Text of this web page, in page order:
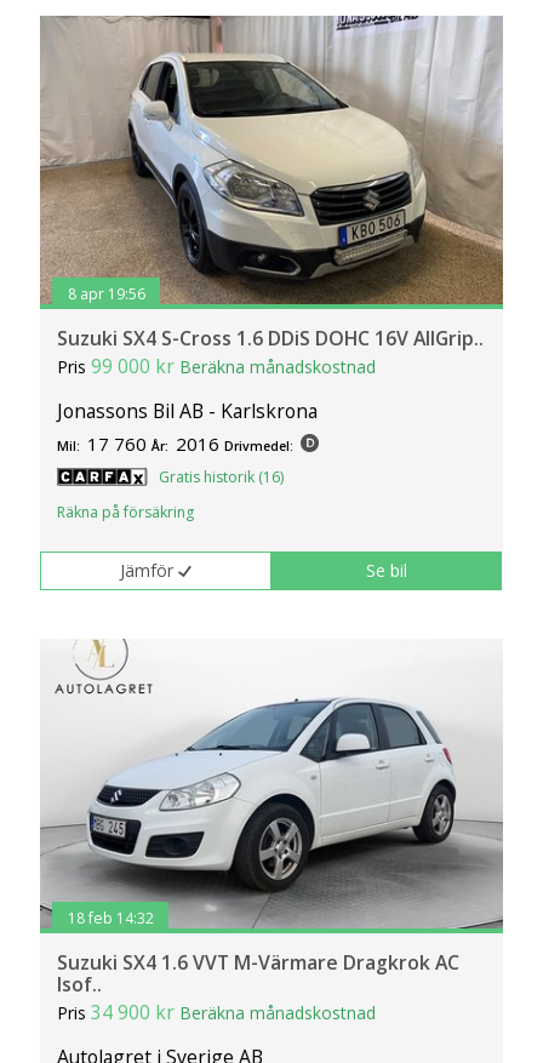
8 apr 19:56
Suzuki SX4 S-Cross 1.6 DDiS DOHC 16V AllGrip..
Pris99 000 kr Beräkna månadskostnad
Jonassons Bil AB - Karlskrona
Mil: 17 760 År: 2016 Drivmedel:
Gratis historik (16)
Räkna på försäkring
Jämför Se bil
18 feb 14:32
Suzuki SX4 1.6 VVT M-Värmare Dragkrok AC
Isof..
Pris34 900 kr Beräkna månadskostnad
Autolagret i Sverige AB